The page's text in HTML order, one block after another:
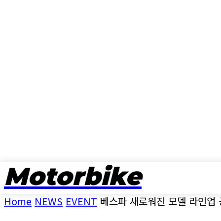
Motorbike
Home NEWS EVENT 베스파 새로워진 모델 라인업